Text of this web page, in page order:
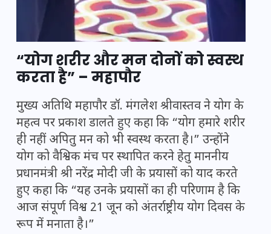
“योग शरीर और मन दोनों को स्वस्थ
करता है” – महापौर
मुख्य अतिथि महापौर डॉ. मंगलेश श्रीवास्तव ने योग के
महत्व पर प्रकाश डालते हुए कहा कि “योग हमारे शरीर
ही नहीं अपितु मन को भी स्वस्थ करता है।” उन्होंने
योग को वैश्विक मंच पर स्थापित करने हेतु माननीय
प्रधानमंत्री श्री नरेंद्र मोदी जी के प्रयासों को याद करते
हुए कहा कि “यह उनके प्रयासों का ही परिणाम है कि
आज संपूर्ण विश्व 21 जून को अंतर्राष्ट्रीय योग दिवस के
रूप में मनाता है।”